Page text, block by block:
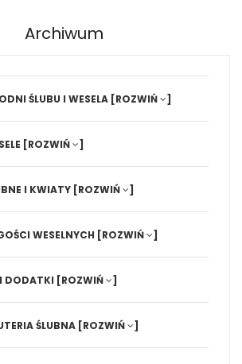
Archiwum
ŚLUBU I WESELA [ROZWIŃ ]
[ROZWIŃ ]
I KWIATY [ROZWIŃ ]
WESELNYCH [ROZWIŃ ]
DODATKI [ROZWIŃ ]
ŚLUBNA [ROZWIŃ ]